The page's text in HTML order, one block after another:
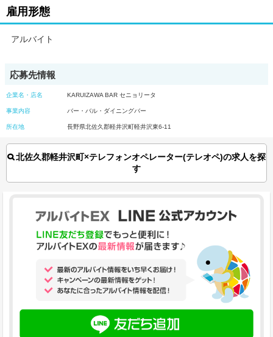
雇用形態
アルバイト
応募先情報
企業名・店名 KARUIZAWA BAR セニョリータ
事業内容 バー・バル・ダイニングバー
所在地 長野県北佐久郡軽井沢町軽井沢東6-11
北佐久郡軽井沢町×テレフォンオペレーター(テレオペ)の求人を探
す